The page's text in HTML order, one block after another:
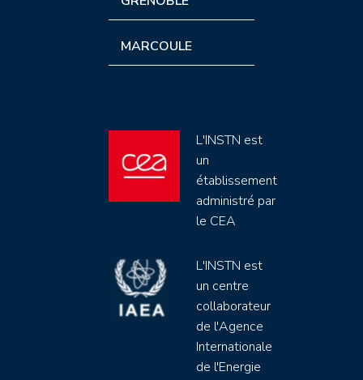
MARCOULE
L'INSTN est
un
établissement
administré par
le CEA
L'INSTN est
un centre
collaborateur
de l'Agence
Internationale
de l'Energie